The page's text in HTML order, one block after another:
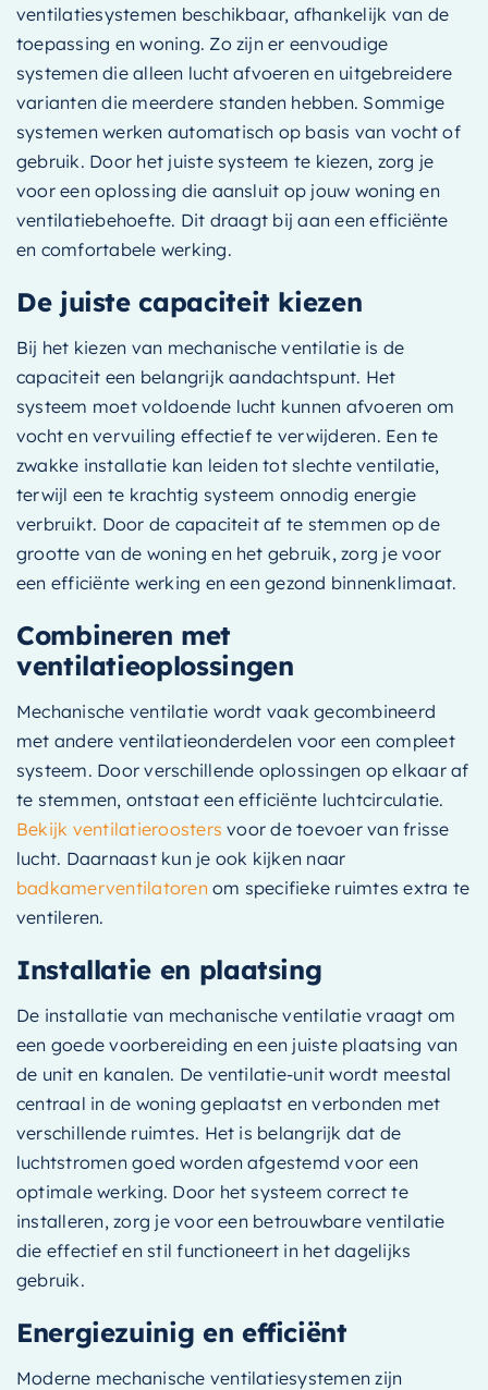
ventilatiesystemen beschikbaar, afhankelijk van de
toepassing en woning. Zo zijn er eenvoudige
systemen die alleen lucht afvoeren en uitgebreidere
varianten die meerdere standen hebben. Sommige
systemen werken automatisch op basis van vocht of
gebruik. Door het juiste systeem te kiezen, zorg je
voor een oplossing die aansluit op jouw woning en
ventilatiebehoefte. Dit draagt bij aan een efficiënte
en comfortabele werking.
De juiste capaciteit kiezen
Bij het kiezen van mechanische ventilatie is de
capaciteit een belangrijk aandachtspunt. Het
systeem moet voldoende lucht kunnen afvoeren om
vocht en vervuiling effectief te verwijderen. Een te
zwakke installatie kan leiden tot slechte ventilatie,
terwijl een te krachtig systeem onnodig energie
verbruikt. Door de capaciteit af te stemmen op de
grootte van de woning en het gebruik, zorg je voor
een efficiënte werking en een gezond binnenklimaat.
Combineren met
ventilatieoplossingen
Mechanische ventilatie wordt vaak gecombineerd
met andere ventilatieonderdelen voor een compleet
systeem. Door verschillende oplossingen op elkaar af
te stemmen, ontstaat een efficiënte luchtcirculatie.
Bekijk ventilatieroosters voor de toevoer van frisse
lucht. Daarnaast kun je ook kijken naar
badkamerventilatoren om specifieke ruimtes extra te
ventileren.
Installatie en plaatsing
De installatie van mechanische ventilatie vraagt om
een goede voorbereiding en een juiste plaatsing van
de unit en kanalen. De ventilatie-unit wordt meestal
centraal in de woning geplaatst en verbonden met
verschillende ruimtes. Het is belangrijk dat de
luchtstromen goed worden afgestemd voor een
optimale werking. Door het systeem correct te
installeren, zorg je voor een betrouwbare ventilatie
die effectief en stil functioneert in het dagelijks
gebruik.
Energiezuinig en efficiënt
Moderne mechanische ventilatiesystemen zijn